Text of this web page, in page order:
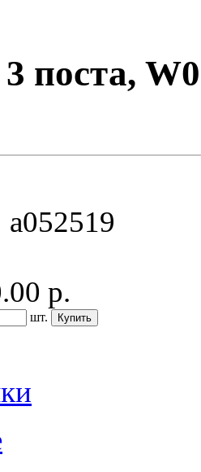
поста,
a052519
р.
шт.